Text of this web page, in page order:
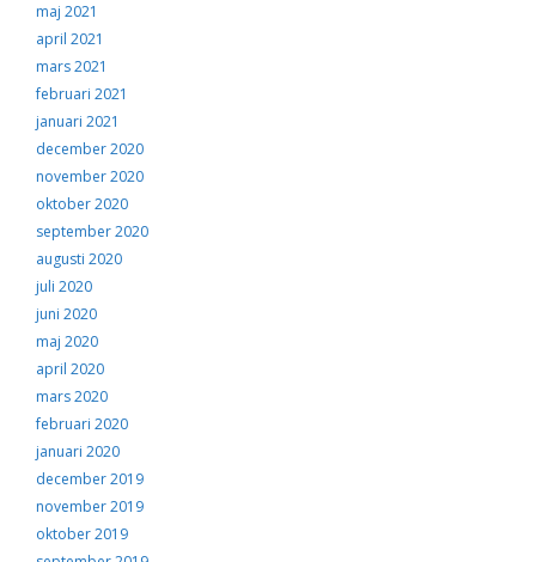
maj 2021
april 2021
mars 2021
februari 2021
januari 2021
december 2020
november 2020
oktober 2020
september 2020
augusti 2020
juli 2020
juni 2020
maj 2020
april 2020
mars 2020
februari 2020
januari 2020
december 2019
november 2019
oktober 2019